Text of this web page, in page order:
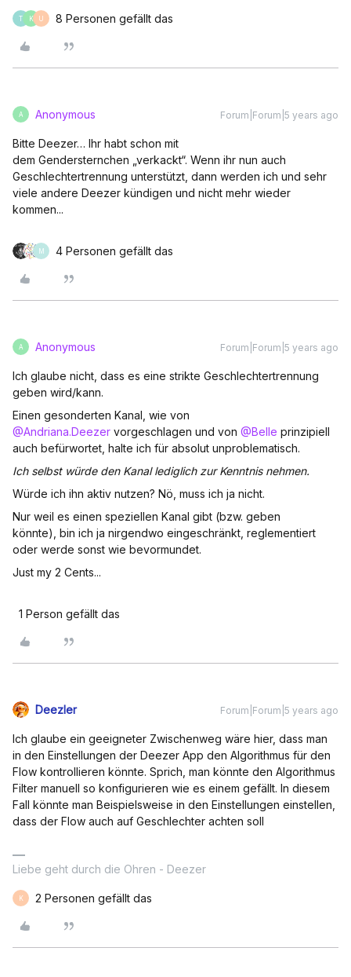
T K 8 Personen gefällt das
A Anonymous Forum|Forum|5 years ago
Bitte Deezer… Ihr habt schon mit
dem Gendersternchen „verkackt“. Wenn ihr nun auch
Geschlechtertrennung unterstützt, dann werden ich und sehr
viele andere Deezer kündigen und nicht mehr wieder
kommen...
M 4 Personen gefällt das
A Anonymous Forum|Forum|5 years ago
Ich glaube nicht, dass es eine strikte Geschlechtertrennung
geben wird/kann.
Einen gesonderten Kanal, wie von
@Andriana.Deezer vorgeschlagen und von @Belle prinzipiell
auch befürwortet, halte ich für absolut unproblematisch.
Ich selbst würde den Kanal lediglich zur Kenntnis nehmen.
Würde ich ihn aktiv nutzen? Nö, muss ich ja nicht.
Nur weil es einen speziellen Kanal gibt (bzw. geben
könnte), bin ich ja nirgendwo eingeschränkt, reglementiert
oder werde sonst wie bevormundet.
Just my 2 Cents...
1 Person gefällt das
Deezler Forum|Forum|5 years ago
Ich glaube ein geeigneter Zwischenweg wäre hier, dass man
in den Einstellungen der Deezer App den Algorithmus für den
Flow kontrollieren könnte. Sprich, man könnte den Algorithmus
Filter manuell so konfigurieren wie es einem gefällt. In diesem
Fall könnte man Beispielsweise in den Einstellungen einstellen,
dass der Flow auch auf Geschlechter achten soll
Liebe geht durch die Ohren - Deezer
K 2 Personen gefällt das